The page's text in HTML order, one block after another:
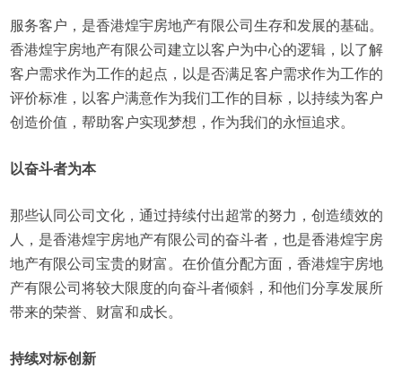
服务客户，是香港煌宇房地产有限公司生存和发展的基础。
香港煌宇房地产有限公司建立以客户为中心的逻辑，以了解
客户需求作为工作的起点，以是否满足客户需求作为工作的
评价标准，以客户满意作为我们工作的目标，以持续为客户
创造价值，帮助客户实现梦想，作为我们的永恒追求。
以奋斗者为本
那些认同公司文化，通过持续付出超常的努力，创造绩效的
人，是香港煌宇房地产有限公司的奋斗者，也是香港煌宇房
地产有限公司宝贵的财富。在价值分配方面，香港煌宇房地
产有限公司将较大限度的向奋斗者倾斜，和他们分享发展所
带来的荣誉、财富和成长。
持续对标创新